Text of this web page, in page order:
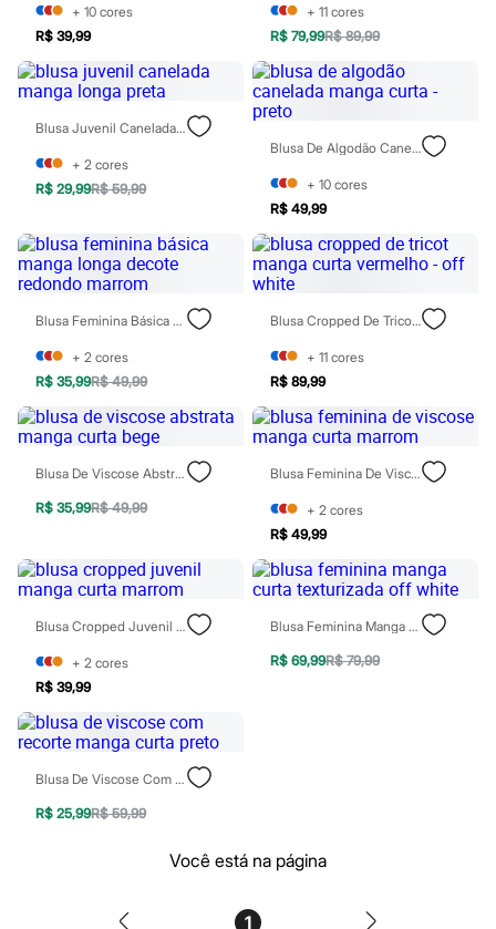
Beleza
Kits
Novidades
Cabelos
Escovas e Pentes
Finalizadores
Shampoo
Tratamento
Hidratante
Protetor solar
Tratamento
Cuidados com o rosto
Esfoliante
Hidratante
Protetor solar
Tônicos
Maquiagens
Base
Batom
Blush
Corretivo
Pó facial
Banderas
Beleza C&A
Bruna Tavares
Carolina Herrera
Ciclo
Fran by Franciny Ehlke
Jean Paul Gaultier
Lancôme
Mari Maria
Mascavo
Niina Secrets
Océane
+ 10 cores
R$ 39,99
+ 11 cores
R$ 79,99R$ 89,99
Blusa Juvenil Canelada Manga Longa Preta
+ 2 cores
R$ 29,99R$ 59,99
Blusa De Algodão Canelada Manga Curta - Preto
+ 10 cores
R$ 49,99
Blusa Feminina Básica Manga Longa Decote Redondo Marrom
+ 2 cores
R$ 35,99R$ 49,99
Blusa Cropped De Tricot Manga Curta Vermelho - Off White
+ 11 cores
R$ 89,99
Blusa De Viscose Abstrata Manga Curta Bege
R$ 35,99R$ 49,99
Blusa Feminina De Viscose Manga Curta Marrom
+ 2 cores
R$ 49,99
Blusa Cropped Juvenil Manga Curta Marrom
+ 2 cores
R$ 39,99
Blusa Feminina Manga Curta Texturizada Off White
R$ 69,99R$ 79,99
Blusa De Viscose Com Recorte Manga Curta Preto
R$ 25,99R$ 59,99
Você está na página
1